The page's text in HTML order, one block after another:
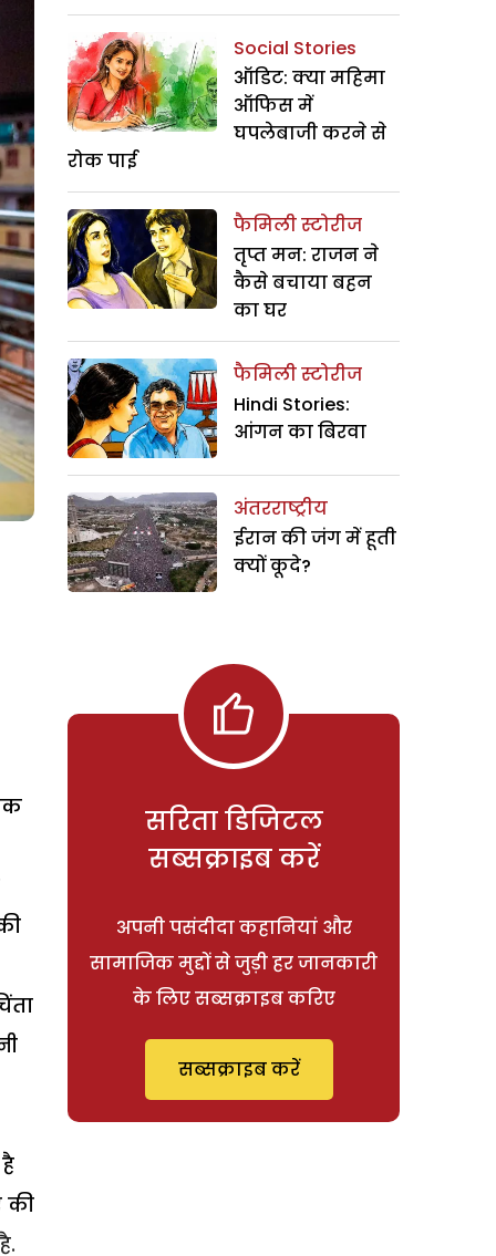
की
Social Stories
ऑडिट: क्या महिमा
ऑफिस में
घपलेबाजी करने से
रोक पाई
फैमिली स्टोरीज
तृप्त मन: राजन ने
कैसे बचाया बहन
का घर
फैमिली स्टोरीज
Hindi Stories:
आंगन का बिरवा
अंतरराष्ट्रीय
ईरान की जंग में हूती
क्यों कूदे?
सरिता डिजिटल
सब्सक्राइब करें
अपनी पसंदीदा कहानियां और
सामाजिक मुद्दों से जुड़ी हर जानकारी
के लिए सब्सक्राइब करिए
सब्सक्राइब करें